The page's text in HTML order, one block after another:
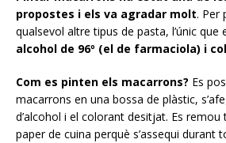
propostes i els va agradar molt. Per
qualsevol altre tipus de pasta, l’únic que
alcohol de 96º (el de farmaciola) i
Com es pinten els macarrons? Es
macarrons en una bossa de plàstic,
d’alcohol i el colorant desitjat. Es remou
paper de cuina perquè s’assequi durant